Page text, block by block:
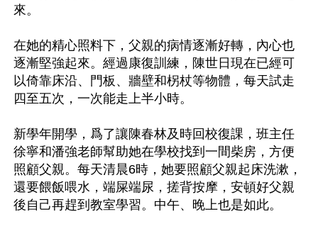
來。
在她的精心照料下，父親的病情逐漸好轉，內心也
逐漸堅強起來。經過康復訓練，陳世日現在已經可
以倚靠床沿、門板、牆壁和柺杖等物體，每天試走
四至五次，一次能走上半小時。
新學年開學，爲了讓陳春林及時回校復課，班主任
徐寧和潘強老師幫助她在學校找到一間柴房，方便
照顧父親。每天清晨6時，她要照顧父親起床洗漱，
還要餵飯喂水，端屎端尿，搓背按摩，安頓好父親
後自己再趕到教室學習。中午、晚上也是如此。